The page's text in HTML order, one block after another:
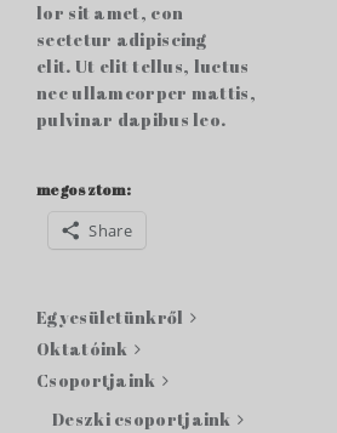
lor sit amet, con
sectetur adipiscing
elit. Ut elit tellus, luctus
nec ullamcorper mattis,
pulvinar dapibus leo.
megosztom:
Share
Egyesületünkről
Oktatóink
Csoportjaink
Deszki csoportjaink